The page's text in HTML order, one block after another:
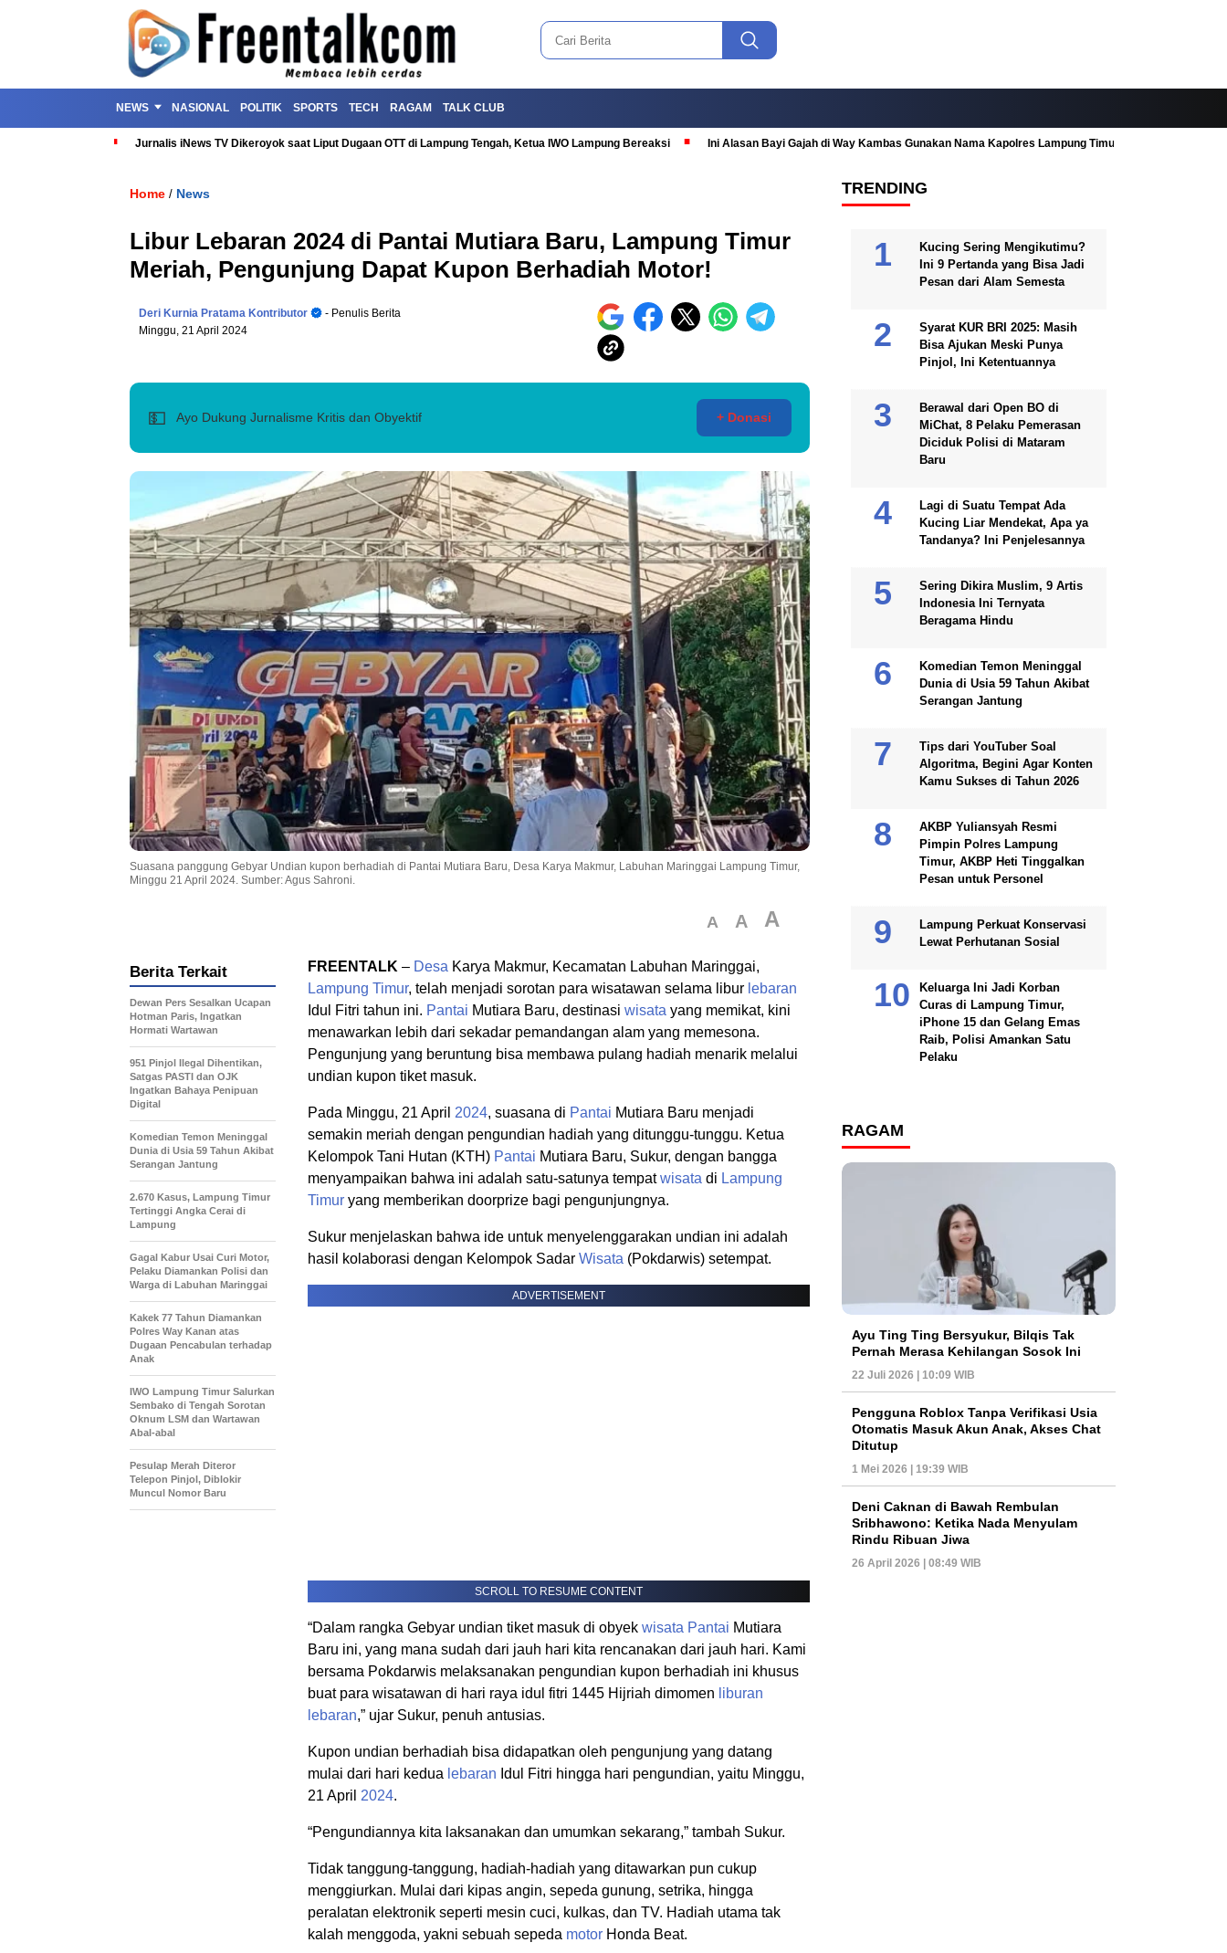
NEWS NASIONAL POLITIK SPORTS TECH RAGAM TALK CLUB
Jurnalis iNews TV Dikeroyok saat Liput Dugaan OTT di Lampung Tengah, Ketua IWO Lampung Bereaksi Ini Alasan Bayi Gajah di Way Kambas Gunakan Nama Kapolres Lampung Timur
Home / News
Libur Lebaran 2024 di Pantai Mutiara Baru, Lampung Timur
Meriah, Pengunjung Dapat Kupon Berhadiah Motor!
Deri Kurnia Pratama Kontributor
- Penulis Berita
Minggu, 21 April 2024
💵 Ayo Dukung Jurnalisme Kritis dan Obyektif + Donasi
Suasana panggung Gebyar Undian kupon berhadiah di Pantai Mutiara Baru, Desa Karya Makmur, Labuhan Maringgai Lampung Timur,
Minggu 21 April 2024. Sumber: Agus Sahroni.
A A A
FREENTALK – Desa Karya Makmur, Kecamatan Labuhan Maringgai,
Lampung Timur, telah menjadi sorotan para wisatawan selama libur lebaran
Idul Fitri tahun ini. Pantai Mutiara Baru, destinasi wisata yang memikat, kini
menawarkan lebih dari sekadar pemandangan alam yang memesona.
Pengunjung yang beruntung bisa membawa pulang hadiah menarik melalui
undian kupon tiket masuk.
Pada Minggu, 21 April 2024, suasana di Pantai Mutiara Baru menjadi
semakin meriah dengan pengundian hadiah yang ditunggu-tunggu. Ketua
Kelompok Tani Hutan (KTH) Pantai Mutiara Baru, Sukur, dengan bangga
menyampaikan bahwa ini adalah satu-satunya tempatwisata di Lampung
Timur yang memberikan doorprize bagi pengunjungnya.
Sukur menjelaskan bahwa ide untuk menyelenggarakan undian ini adalah
hasil kolaborasi dengan Kelompok Sadar Wisata (Pokdarwis) setempat.
ADVERTISEMENT
SCROLL TO RESUME CONTENT
“Dalam rangka Gebyar undian tiket masuk di obyek wisata Pantai Mutiara
Baru ini, yang mana sudah dari jauh hari kita rencanakan dari jauh hari. Kami
bersama Pokdarwis melaksanakan pengundian kupon berhadiah ini khusus
buat para wisatawan di hari raya idul fitri 1445 Hijriah dimomen liburan
lebaran,” ujar Sukur, penuh antusias.
Kupon undian berhadiah bisa didapatkan oleh pengunjung yang datang
mulai dari hari kedua lebaran Idul Fitri hingga hari pengundian, yaitu Minggu,
21 April 2024.
“Pengundiannya kita laksanakan dan umumkan sekarang,” tambah Sukur.
Tidak tanggung-tanggung, hadiah-hadiah yang ditawarkan pun cukup
menggiurkan. Mulai dari kipas angin, sepeda gunung, setrika, hingga
peralatan elektronik seperti mesin cuci, kulkas, dan TV. Hadiah utama tak
kalah menggoda, yakni sebuah sepeda motor Honda Beat.
Berita Terkait
Dewan Pers Sesalkan Ucapan
Hotman Paris, Ingatkan
Hormati Wartawan
951 Pinjol Ilegal Dihentikan,
Satgas PASTI dan OJK
Ingatkan Bahaya Penipuan
Digital
Komedian Temon Meninggal
Dunia di Usia 59 Tahun Akibat
Serangan Jantung
2.670 Kasus, Lampung Timur
Tertinggi Angka Cerai di
Lampung
Gagal Kabur Usai Curi Motor,
Pelaku Diamankan Polisi dan
Warga di Labuhan Maringgai
Kakek 77 Tahun Diamankan
Polres Way Kanan atas
Dugaan Pencabulan terhadap
Anak
IWO Lampung Timur Salurkan
Sembako di Tengah Sorotan
Oknum LSM dan Wartawan
Abal-abal
Pesulap Merah Diteror
Telepon Pinjol, Diblokir
Muncul Nomor Baru
TRENDING
Kucing Sering Mengikutimu?
Ini 9 Pertanda yang Bisa Jadi
Pesan dari Alam Semesta
Syarat KUR BRI 2025: Masih
Bisa Ajukan Meski Punya
Pinjol, Ini Ketentuannya
Berawal dari Open BO di
MiChat, 8 Pelaku Pemerasan
Diciduk Polisi di Mataram
Baru
Lagi di Suatu Tempat Ada
Kucing Liar Mendekat, Apa ya
Tandanya? Ini Penjelesannya
Sering Dikira Muslim, 9 Artis
Indonesia Ini Ternyata
Beragama Hindu
Komedian Temon Meninggal
Dunia di Usia 59 Tahun Akibat
Serangan Jantung
Tips dari YouTuber Soal
Algoritma, Begini Agar Konten
Kamu Sukses di Tahun 2026
AKBP Yuliansyah Resmi
Pimpin Polres Lampung
Timur, AKBP Heti Tinggalkan
Pesan untuk Personel
Lampung Perkuat Konservasi
Lewat Perhutanan Sosial
Keluarga Ini Jadi Korban
Curas di Lampung Timur,
iPhone 15 dan Gelang Emas
Raib, Polisi Amankan Satu
Pelaku
RAGAM
Ayu Ting Ting Bersyukur, Bilqis Tak
Pernah Merasa Kehilangan Sosok Ini
22 Juli 2026 | 10:09 WIB
Pengguna Roblox Tanpa Verifikasi Usia
Otomatis Masuk Akun Anak, Akses Chat
Ditutup
1 Mei 2026 | 19:39 WIB
Deni Caknan di Bawah Rembulan
Sribhawono: Ketika Nada Menyulam
Rindu Ribuan Jiwa
26 April 2026 | 08:49 WIB